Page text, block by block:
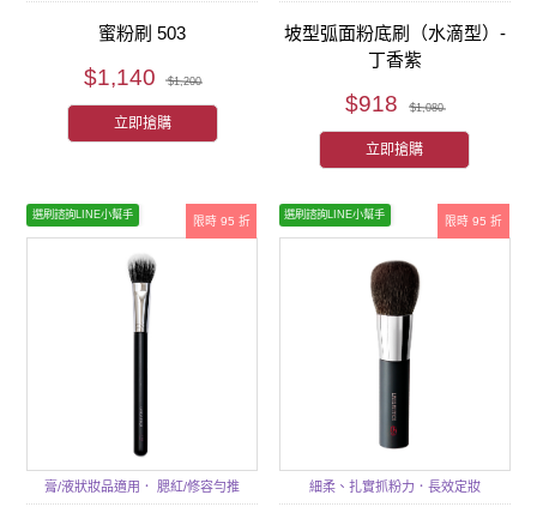
蜜粉刷 503
$1,140 $1,200
立即搶購
坡型弧面粉底刷（水滴型）-
丁香紫
$918 $1,080
立即搶購
限時 95 折
選刷諮詢LINE小幫手
膏/液狀妝品適用． 腮紅/修容勻推
限時 95 折
選刷諮詢LINE小幫手
細柔、扎實抓粉力．長效定妝